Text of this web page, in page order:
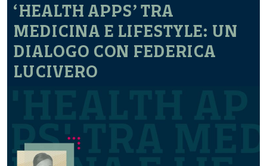
‘HEALTH APPS’ TRA
MEDICINA E LIFESTYLE: UN
DIALOGO CON FEDERICA
LUCIVERO